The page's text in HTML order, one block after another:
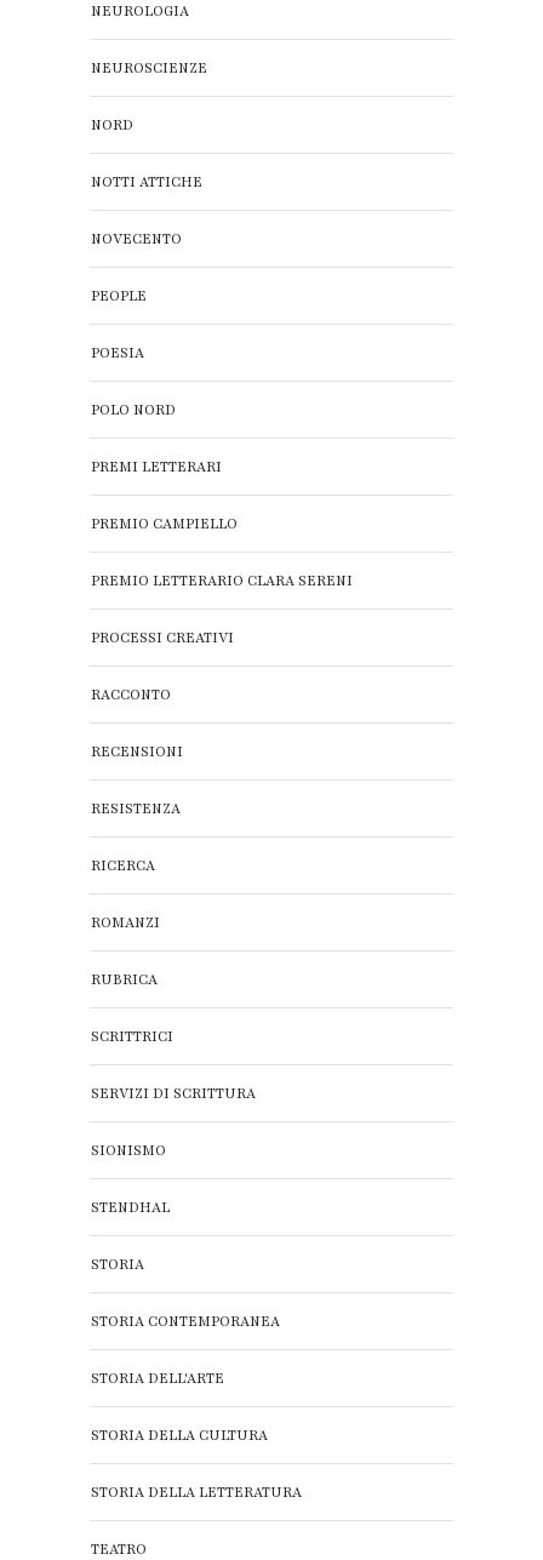
NEUROLOGIA
NEUROSCIENZE
NORD
NOTTI ATTICHE
NOVECENTO
PEOPLE
POESIA
POLO NORD
PREMI LETTERARI
PREMIO CAMPIELLO
PREMIO LETTERARIO CLARA SERENI
PROCESSI CREATIVI
RACCONTO
RECENSIONI
RESISTENZA
RICERCA
ROMANZI
RUBRICA
SCRITTRICI
SERVIZI DI SCRITTURA
SIONISMO
STENDHAL
STORIA
STORIA CONTEMPORANEA
STORIA DELL'ARTE
STORIA DELLA CULTURA
STORIA DELLA LETTERATURA
TEATRO